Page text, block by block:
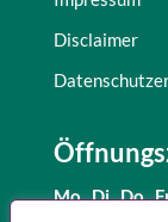
Disclaimer
Mo., Di.,Do.,